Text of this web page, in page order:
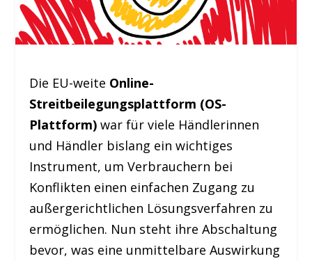
Die EU-weite Online-
Streitbeilegungsplattform (OS-
Plattform) war für viele Händlerinnen
und Händler bislang ein wichtiges
Instrument, um Verbrauchern bei
Konflikten einen einfachen Zugang zu
außergerichtlichen Lösungsverfahren zu
ermöglichen. Nun steht ihre Abschaltung
bevor, was eine unmittelbare Auswirkung